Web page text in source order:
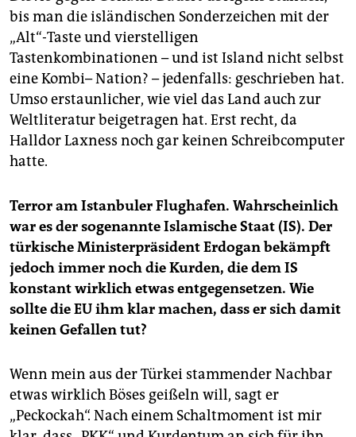
bis man die isländischen Sonderzeichen mit der
„Alt“-Taste und vierstelligen
Tastenkombinationen – und ist Island nicht selbst
eine Kombi– Nation? – jedenfalls: geschrieben hat.
Umso erstaunlicher, wie viel das Land auch zur
Weltliteratur beigetragen hat. Erst recht, da
Halldor Laxness noch gar keinen Schreibcomputer
hatte.
Terror am Istanbuler Flughafen. Wahrscheinlich
war es der sogenannte Islamische Staat (IS). Der
türkische Ministerpräsident Erdogan bekämpft
jedoch immer noch die Kurden, die dem IS
konstant wirklich etwas entgegensetzen. Wie
sollte die EU ihm klar machen, dass er sich damit
keinen Gefallen tut?
Wenn mein aus der Türkei stammender Nachbar
etwas wirklich Böses geißeln will, sagt er
„Peckockah“. Nach einem Schaltmoment ist mir